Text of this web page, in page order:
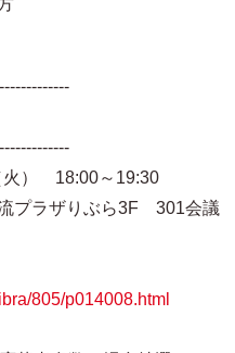
18:00～19:30
ラザりぶら3F 301会議
805/p014008.html